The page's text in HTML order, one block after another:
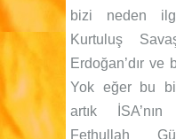
bizi neden
Kurtuluş
Erdoğan’dır
Yok eğer bu
artık
Fethullah